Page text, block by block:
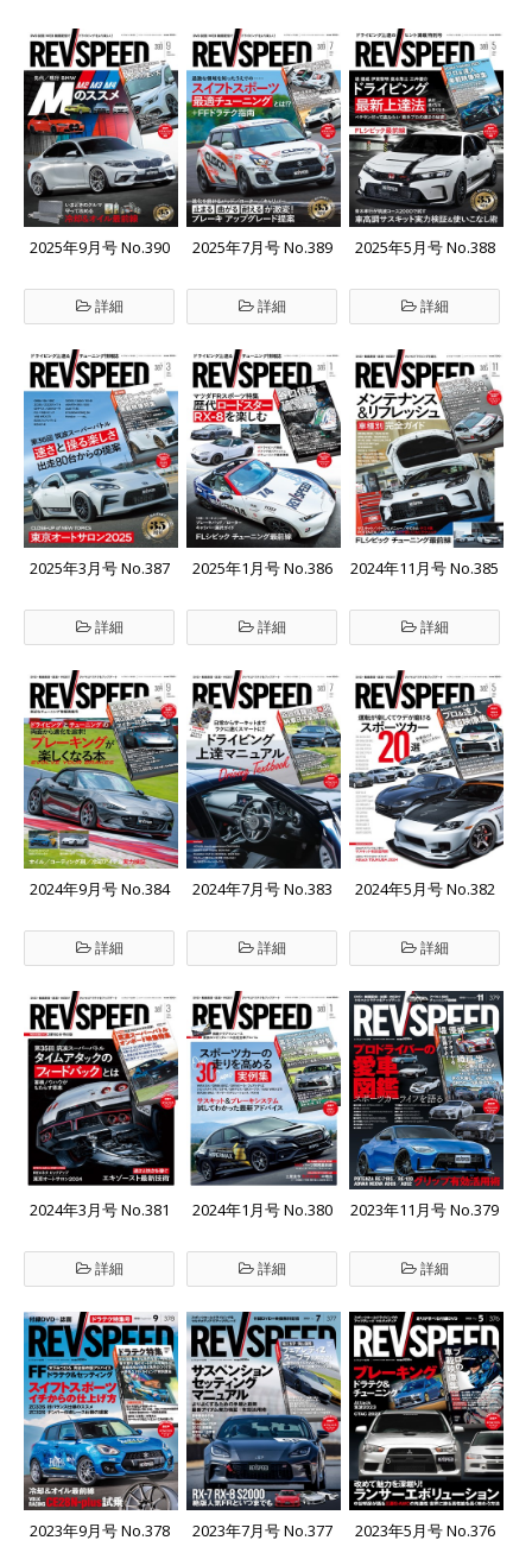
2025年9月号 No.390
詳細
2025年7月号 No.389
詳細
2025年5月号 No.388
詳細
2025年3月号 No.387
詳細
2025年1月号 No.386
詳細
2024年11月号 No.385
詳細
2024年9月号 No.384
詳細
2024年7月号 No.383
詳細
2024年5月号 No.382
詳細
2024年3月号 No.381
詳細
2024年1月号 No.380
詳細
2023年11月号 No.379
詳細
2023年9月号 No.378 2023年7月号 No.377 2023年5月号 No.376